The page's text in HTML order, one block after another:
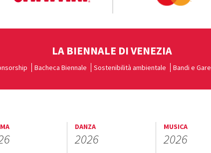
LA BIENNALE DI VENEZIA
Bacheca Biennale Sostenibilità ambientale Bandi e Gare
DANZA
2026
MUSICA
2026